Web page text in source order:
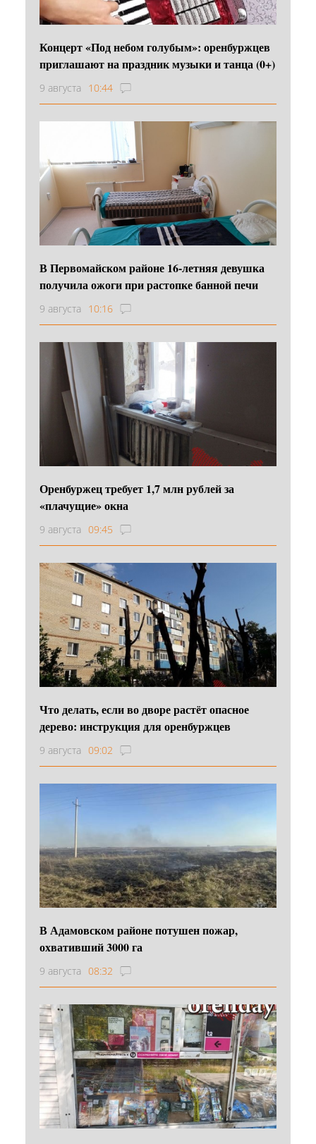
Концерт «Под небом голубым»: оренбуржцев
приглашают на праздник музыки и танца (0+)
9 августа 10:44
В Первомайском районе 16‑летняя девушка
получила ожоги при растопке банной печи
9 августа 10:16
Оренбуржец требует 1,7 млн рублей за
«плачущие» окна
9 августа 09:45
Что делать, если во дворе растёт опасное
дерево: инструкция для оренбуржцев
9 августа 09:02
В Адамовском районе потушен пожар,
охвативший 3000 га
9 августа 08:32